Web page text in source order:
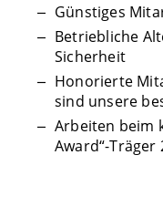
Günstiges
Betriebliche
Sicherheit
Honorierte
sind unsere
Arbeiten beim
Award“-Träger